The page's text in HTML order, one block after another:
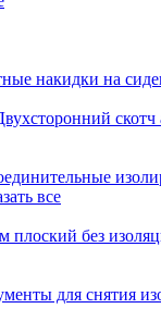
накидки на
все
плоский без
для снятия